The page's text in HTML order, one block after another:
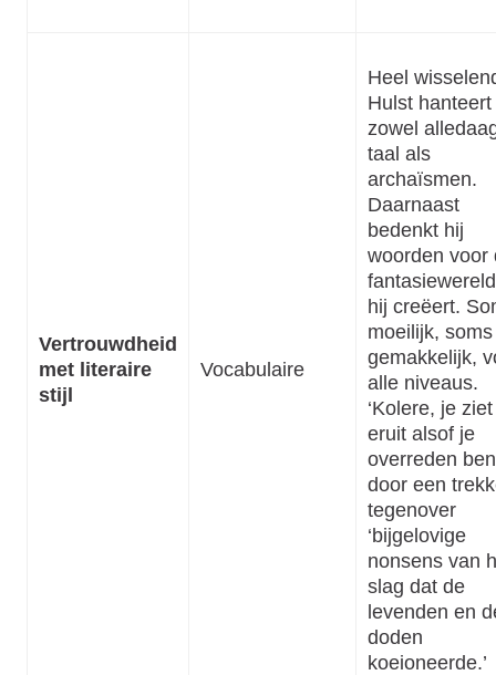
Vertrouwdheid
met literaire
stijl
Vocabulaire
Heel
Hulst hanteert
zowel
taal als
archaïsmen.
Daarnaast
bedenkt hij
woorden voor
hij creëert.
moeilijk, soms
gemakkelijk,
alle niveaus.
‘Kolere, je ziet
eruit alsof je
overreden
door een
tegenover
‘bijgelovige
nonsens van
slag dat de
levenden en
doden
koeioneerde.’